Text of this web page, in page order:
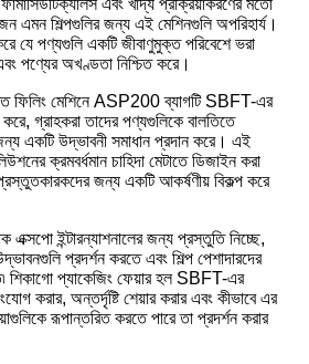
এমন শিল্পগুলির জন্য এই মেশিনগুলি অপরিহার্য।
যে পণ্যগুলি একটি জীবাণুমুক্ত পরিবেশে ভরা
পণ্যের অখণ্ডতা নিশ্চিত করে।
ফিলিং মেশিনে ASP200 ব্যাগটি SBFT-এর
গ্রাহকরা তাদের পণ্যগুলিকে বালতিতে
একটি উদ্ভাবনী সমাধান প্রদান করে। এই
ক্রমবর্ধমান চাহিদা মেটাতে ডিজাইন করা
প্রস্তুতকারকদের জন্য একটি আকর্ষণীয় বিকল্প করে
ইন্টারন্যাশনালের জন্য প্রস্তুতি নিচ্ছে,
প্রদর্শন করতে এবং শিল্প পেশাদারদের
শিকাগো প্যাকেজিং ফেয়ার হল SBFT-এর
করার, অন্তর্দৃষ্টি শেয়ার করার এবং কীভাবে এর
রূপান্তরিত করতে পারে তা প্রদর্শন করার